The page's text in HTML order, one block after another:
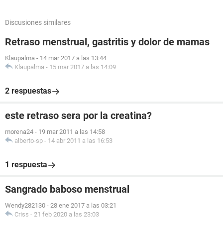
Discusiones similares
Retraso menstrual, gastritis y dolor de mamas
Klaupalma - 14 mar 2017 a las 13:44
Klaupalma - 15 mar 2017 a las 14:09
2 respuestas
este retraso sera por la creatina?
morena24 - 19 mar 2011 a las 14:58
alberto-sp - 14 abr 2011 a las 16:53
1 respuesta
Sangrado baboso menstrual
Wendy282130 - 28 ene 2017 a las 03:21
Criss - 21 feb 2020 a las 23:03